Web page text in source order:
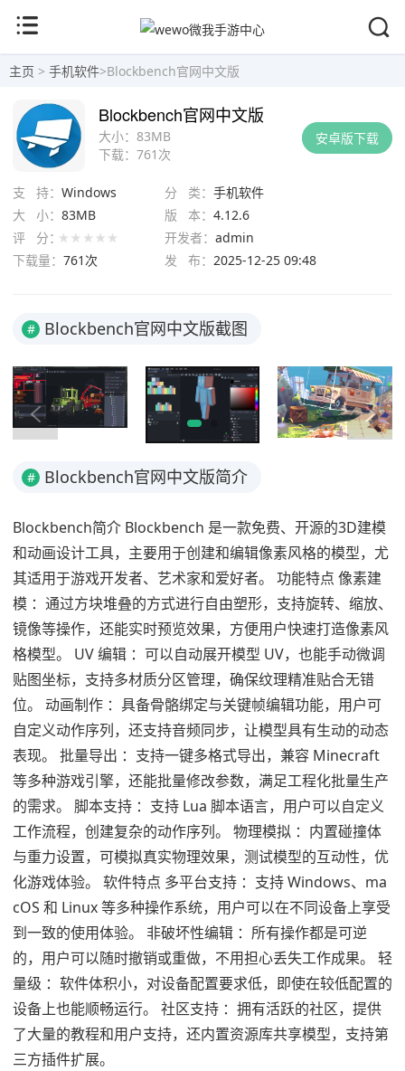
主页 > 手机软件>Blockbench官网中文版
安卓版下载
大小： 83MB
下载： 761次
Blockbench官网中文版
支 持： Windows 分 类： 手机软件
大 小： 83MB 版 本： 4.12.6
评 分：
开发者： admin
下载量： 761次 发 布： 2025-12-25 09:48
# Blockbench官网中文版截图
# Blockbench官网中文版简介
Blockbench简介 Blockbench 是一款免费、开源的3D建模
和动画设计工具，主要用于创建和编辑像素风格的模型，尤
其适用于游戏开发者、艺术家和爱好者。 功能特点 像素建
模 ：通过方块堆叠的方式进行自由塑形，支持旋转、缩放、
镜像等操作，还能实时预览效果，方便用户快速打造像素风
格模型。 UV 编辑 ：可以自动展开模型 UV，也能手动微调
贴图坐标，支持多材质分区管理，确保纹理精准贴合无错
位。 动画制作 ：具备骨骼绑定与关键帧编辑功能，用户可
自定义动作序列，还支持音频同步，让模型具有生动的动态
表现。 批量导出 ：支持一键多格式导出，兼容 Minecraft
等多种游戏引擎，还能批量修改参数，满足工程化批量生产
的需求。 脚本支持 ：支持 Lua 脚本语言，用户可以自定义
工作流程，创建复杂的动作序列。 物理模拟 ：内置碰撞体
与重力设置，可模拟真实物理效果，测试模型的互动性，优
化游戏体验。 软件特点 多平台支持 ：支持 Windows、ma
cOS 和 Linux 等多种操作系统，用户可以在不同设备上享受
到一致的使用体验。 非破坏性编辑 ：所有操作都是可逆
的，用户可以随时撤销或重做，不用担心丢失工作成果。 轻
量级 ：软件体积小，对设备配置要求低，即使在较低配置的
设备上也能顺畅运行。 社区支持 ：拥有活跃的社区，提供
了大量的教程和用户支持，还内置资源库共享模型，支持第
三方插件扩展。